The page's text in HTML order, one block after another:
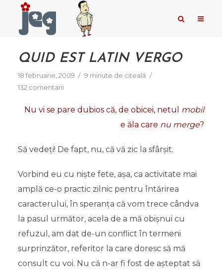
QUID EST LATIN VERGO
18 februarie, 2009
9 minute de citeală
132 comentarii
Nu vi se pare dubios că, de obicei, netul mobil
e ăla care nu merge?
Să vedeți! De fapt, nu, că vă zic la sfârșit.
Vorbind eu cu niște fete, așa, ca activitate mai
amplă ce-o practic zilnic pentru întărirea
caracterului, în speranța că vom trece cândva
la pasul următor, acela de a mă obișnui cu
refuzul, am dat de-un conflict în termeni
surprinzător, referitor la care doresc să mă
consult cu voi. Nu că n-ar fi fost de așteptat să